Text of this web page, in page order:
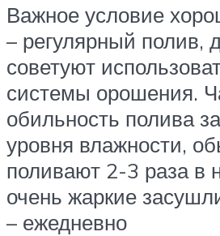
Важное условие
– регулярный полив,
советуют
системы орошения.
обильность полива
уровня влажности,
поливают 2-3 раза в
очень жаркие
– ежедневно